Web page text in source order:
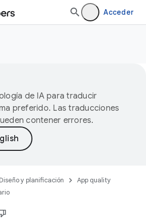
Acceder
de IA para traducir
preferido. Las traducciones
contener errores.
Diseño y planificación
App quality